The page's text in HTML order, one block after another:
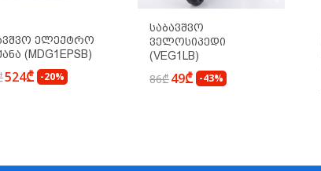
Ელექტრო
(MDG1EPSB)
524₾ -20%
Საბავშვო
Ველოსიპედი
(VEG1LB)
86₾49₾ -43%